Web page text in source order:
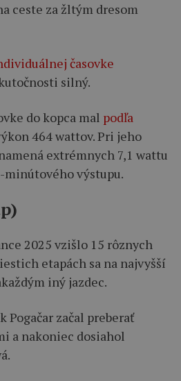
ceste za žltým dresom
časovke
silný.
do kopca mal podľa
464 wattov. Pri jeho
extrémnych 7,1 wattu
minútového výstupu.
2025 vzišlo 15 rôznych
etapách sa na najvyšší
iný jazdec.
Pogačar začal preberať
a nakoniec dosiahol